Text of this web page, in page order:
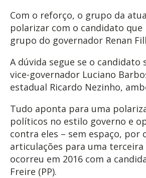
Com o reforço, o grupo da
polarizar com o candidato
grupo do governador Renan
A dúvida segue se o candidato
vice-governador Luciano
estadual Ricardo Nezinho,
Tudo aponta para uma
políticos no estilo governo e
contra eles – sem espaço, por
articulações para uma
ocorreu em 2016 com a
Freire (PP).